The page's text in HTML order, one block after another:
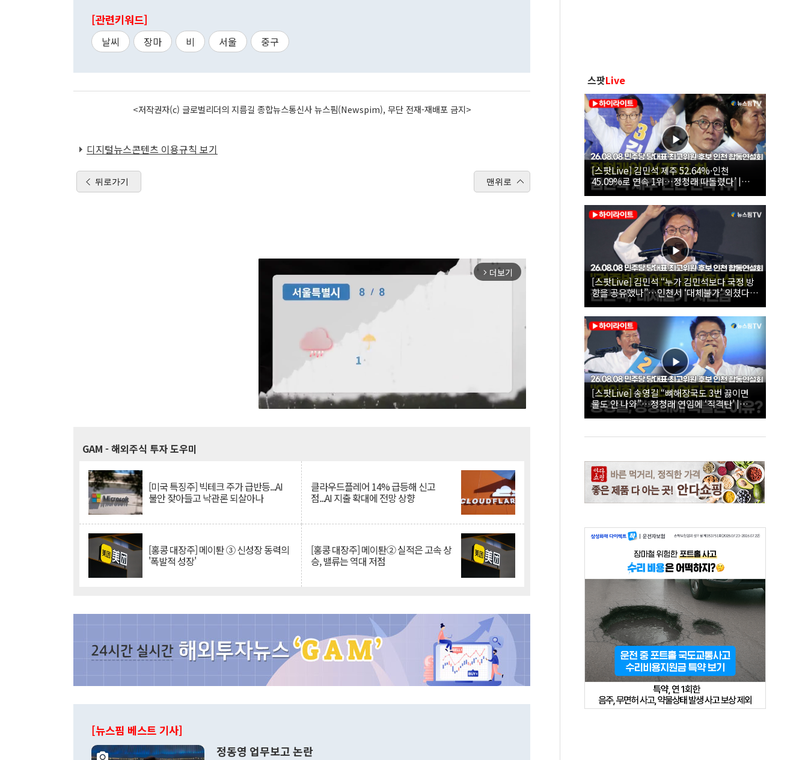
[관련키워드]
날씨 장마 비 서울 중구
<저작권자(c) 글로벌리더의 지름길 종합뉴스통신사 뉴스핌(Newspim), 무단 전재-재배포 금지>
디지털뉴스콘텐츠 이용규칙 보기
뒤로가기 맨위로
arrow_forward_ios 더보기
GAM - 해외주식 투자 도우미
[미국 특징주] 빅테크 주가 급반등...AI
불안 잦아들고 낙관론 되살아나
클라우드플레어 14% 급등해 신고
점...AI 지출 확대에 전망 상향
[홍콩 대장주] 메이퇀 ③ 신성장 동력의
'폭발적 성장'
[홍콩 대장주] 메이퇀② 실적은 고속 상
승, 밸류는 역대 저점
[뉴스핌 베스트 기사]
정동영 업무보고 논란
스팟Live
[스팟Live] 김민석 제주 52.64%·인천
45.09%로 연속 1위…정청래 따돌렸다’ |
26.08.08 더불어민주당 당대표·최고위원 후
보 인천 합동연설회
[스팟Live] 김민석 “누가 김민석보다 국정 방
향을 공유했나”…인천서 ‘대체불가’ 외쳤다 |
26.08.08 더불어민주당 당대표·최고위원 후
보 인천 합동연설회
[스팟Live] 송영길 “뼈해장국도 3번 끓이면
물도 안 나와”…정청래 연임에 ‘직격탄’ |
26.08.08 더불어민주당 당대표·최고위원 후